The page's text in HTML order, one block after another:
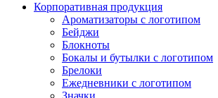
Корпоративная продукция
Ароматизаторы с логотипом
Бейджи
Блокноты
Бокалы и бутылки с логотипом
Брелоки
Ежедневники с логотипом